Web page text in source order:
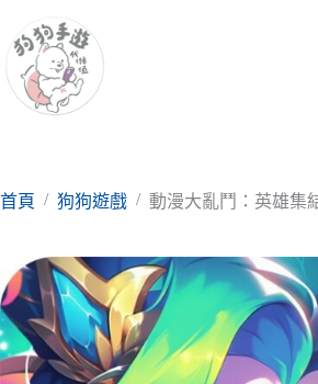
至
要
首頁 / 狗狗遊戲 / 動漫大亂鬥：英雄集